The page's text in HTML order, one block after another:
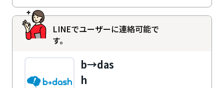
ってきた実績と信頼で、企業規模問わず、業種も幅広い
企業で利用されています。
LINEでユーザーに連絡可能で
す。
b→das
h